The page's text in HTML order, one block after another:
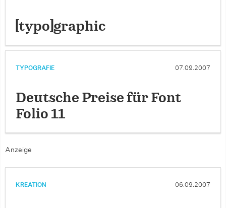
[typo]graphic
TYPOGRAFIE 07.09.2007
Deutsche Preise für Font
Folio 11
Anzeige
KREATION 06.09.2007